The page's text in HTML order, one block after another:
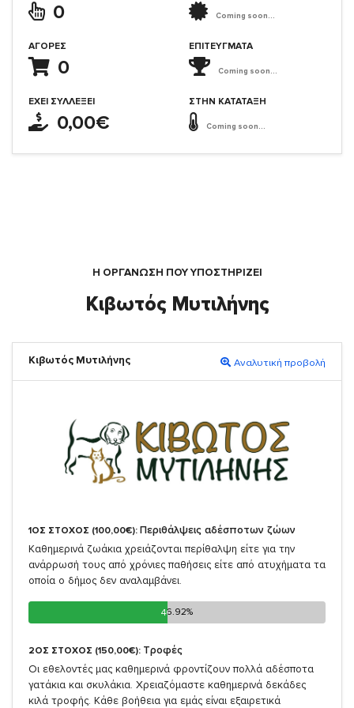
0
ΑΓΟΡΈΣ
0
ΈΧΕΙ ΣΥΛΛΈΞΕΙ
0,00€
Coming soon...
ΕΠΙΤΕΎΓΜΑΤΑ
Coming soon...
ΣΤΗΝ ΚΑΤΆΤΑΞΗ
Coming soon...
Η ΟΡΓΆΝΩΣΗ ΠΟΥ ΥΠΟΣΤΗΡΙΖΕΙ
Κιβωτός Μυτιλήνης
Κιβωτός Μυτιλήνης Αναλυτική προβολή
1ΟΣ ΣΤΟΧΟΣ (100,00€): Περιθάλψεις αδέσποτων ζώων
Καθημερινά ζωάκια χρειάζονται περίθαλψη είτε για την
ανάρρωσή τους από χρόνιες παθήσεις είτε από ατυχήματα τα
οποία ο δήμος δεν αναλαμβάνει.
46.92%
46.92%
2ΟΣ ΣΤΟΧΟΣ (150,00€): Τροφές
Οι εθελοντές μας καθημερινά φροντίζουν πολλά αδέσποτα
γατάκια και σκυλάκια. Χρειαζόμαστε καθημερινά δεκάδες
κιλά τροφής. Κάθε βοήθεια για εμάς είναι εξαιρετικά